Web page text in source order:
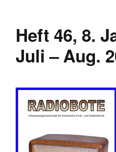
Heft 46, 8.
Juli – Aug.